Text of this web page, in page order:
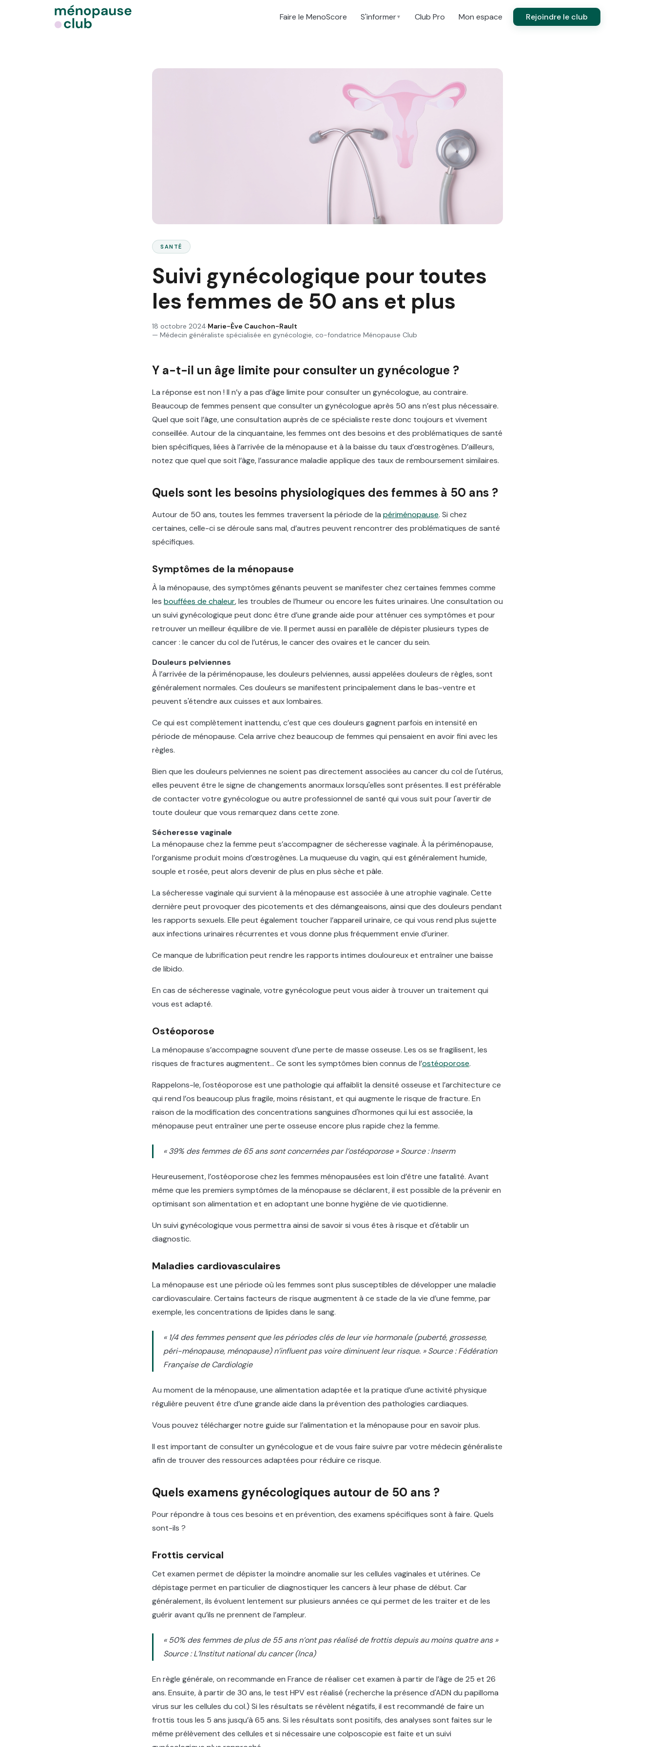
Faire le MenoScore S'informer▼ Club Pro Mon espace Rejoindre le club
SANTÉ
Suivi gynécologique pour toutes
les femmes de 50 ans et plus
18 octobre 2024·Marie-Ève Cauchon-Rault
— Médecin généraliste spécialisée en gynécologie, co-fondatrice Ménopause Club
Y a-t-il un âge limite pour consulter un gynécologue ?
La réponse est non ! Il n’y a pas d’âge limite pour consulter un gynécologue, au contraire.
Beaucoup de femmes pensent que consulter un gynécologue après 50 ans n’est plus nécessaire.
Quel que soit l’âge, une consultation auprès de ce spécialiste reste donc toujours et vivement
conseillée. Autour de la cinquantaine, les femmes ont des besoins et des problématiques de santé
bien spécifiques, liées à l’arrivée de la ménopause et à la baisse du taux d’œstrogènes. D’ailleurs,
notez que quel que soit l’âge, l’assurance maladie applique des taux de remboursement similaires.
Quels sont les besoins physiologiques des femmes à 50 ans ?
Autour de 50 ans, toutes les femmes traversent la période de la périménopause. Si chez
certaines, celle-ci se déroule sans mal, d’autres peuvent rencontrer des problématiques de santé
spécifiques.
Symptômes de la ménopause
À la ménopause, des symptômes gênants peuvent se manifester chez certaines femmes comme
les bouffées de chaleur, les troubles de l’humeur ou encore les fuites urinaires. Une consultation ou
un suivi gynécologique peut donc être d’une grande aide pour atténuer ces symptômes et pour
retrouver un meilleur équilibre de vie. Il permet aussi en parallèle de dépister plusieurs types de
cancer : le cancer du col de l’utérus, le cancer des ovaires et le cancer du sein.
Douleurs pelviennes
À l’arrivée de la périménopause, les douleurs pelviennes, aussi appelées douleurs de règles, sont
généralement normales. Ces douleurs se manifestent principalement dans le bas-ventre et
peuvent s'étendre aux cuisses et aux lombaires.
Ce qui est complètement inattendu, c’est que ces douleurs gagnent parfois en intensité en
période de ménopause. Cela arrive chez beaucoup de femmes qui pensaient en avoir fini avec les
règles.
Bien que les douleurs pelviennes ne soient pas directement associées au cancer du col de l'utérus,
elles peuvent être le signe de changements anormaux lorsqu'elles sont présentes. Il est préférable
de contacter votre gynécologue ou autre professionnel de santé qui vous suit pour l'avertir de
toute douleur que vous remarquez dans cette zone.
Sécheresse vaginale
La ménopause chez la femme peut s’accompagner de sécheresse vaginale. À la périménopause,
l’organisme produit moins d’œstrogènes. La muqueuse du vagin, qui est généralement humide,
souple et rosée, peut alors devenir de plus en plus sèche et pâle.
La sécheresse vaginale qui survient à la ménopause est associée à une atrophie vaginale. Cette
dernière peut provoquer des picotements et des démangeaisons, ainsi que des douleurs pendant
les rapports sexuels. Elle peut également toucher l’appareil urinaire, ce qui vous rend plus sujette
aux infections urinaires récurrentes et vous donne plus fréquemment envie d’uriner.
Ce manque de lubrification peut rendre les rapports intimes douloureux et entraîner une baisse
de libido.
En cas de sécheresse vaginale, votre gynécologue peut vous aider à trouver un traitement qui
vous est adapté.
Ostéoporose
La ménopause s’accompagne souvent d’une perte de masse osseuse. Les os se fragilisent, les
risques de fractures augmentent… Ce sont les symptômes bien connus de l’ostéoporose.
Rappelons-le, l'ostéoporose est une pathologie qui affaiblit la densité osseuse et l’architecture ce
qui rend l’os beaucoup plus fragile, moins résistant, et qui augmente le risque de fracture. En
raison de la modification des concentrations sanguines d'hormones qui lui est associée, la
ménopause peut entraîner une perte osseuse encore plus rapide chez la femme.
« 39% des femmes de 65 ans sont concernées par l’ostéoporose » Source : Inserm
Heureusement, l’ostéoporose chez les femmes ménopausées est loin d’être une fatalité. Avant
même que les premiers symptômes de la ménopause se déclarent, il est possible de la prévenir en
optimisant son alimentation et en adoptant une bonne hygiène de vie quotidienne.
Un suivi gynécologique vous permettra ainsi de savoir si vous êtes à risque et d'établir un
diagnostic.
Maladies cardiovasculaires
La ménopause est une période où les femmes sont plus susceptibles de développer une maladie
cardiovasculaire. Certains facteurs de risque augmentent à ce stade de la vie d’une femme, par
exemple, les concentrations de lipides dans le sang.
« 1/4 des femmes pensent que les périodes clés de leur vie hormonale (puberté, grossesse,
péri-ménopause, ménopause) n’influent pas voire diminuent leur risque. » Source : Fédération
Française de Cardiologie
Au moment de la ménopause, une alimentation adaptée et la pratique d’une activité physique
régulière peuvent être d’une grande aide dans la prévention des pathologies cardiaques.
Vous pouvez télécharger notre guide sur l’alimentation et la ménopause pour en savoir plus.
Il est important de consulter un gynécologue et de vous faire suivre par votre médecin généraliste
afin de trouver des ressources adaptées pour réduire ce risque.
Quels examens gynécologiques autour de 50 ans ?
Pour répondre à tous ces besoins et en prévention, des examens spécifiques sont à faire. Quels
sont-ils ?
Frottis cervical
Cet examen permet de dépister la moindre anomalie sur les cellules vaginales et utérines. Ce
dépistage permet en particulier de diagnostiquer les cancers à leur phase de début. Car
généralement, ils évoluent lentement sur plusieurs années ce qui permet de les traiter et de les
guérir avant qu’ils ne prennent de l’ampleur.
« 50% des femmes de plus de 55 ans n’ont pas réalisé de frottis depuis au moins quatre ans »
Source : L’Institut national du cancer (Inca)
En règle générale, on recommande en France de réaliser cet examen à partir de l’âge de 25 et 26
ans. Ensuite, à partir de 30 ans, le test HPV est réalisé (recherche la présence d'ADN du papilloma
virus sur les cellules du col.) Si les résultats se révèlent négatifs, il est recommandé de faire un
frottis tous les 5 ans jusqu’à 65 ans. Si les résultats sont positifs, des analyses sont faites sur le
même prélèvement des cellules et si nécessaire une colposcopie est faite et un suivi